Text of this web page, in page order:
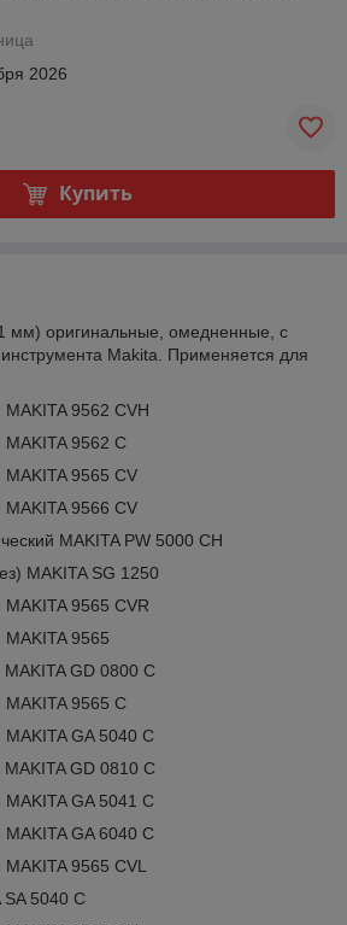
2026
Купить
мм) оригинальные, омедненные, с
Makita. Применяется для
9562 CVH
9562 C
9565 CV
9566 CV
MAKITA PW 5000 CH
MAKITA SG 1250
9565 CVR
9565
GD 0800 C
9565 C
GA 5040 C
GD 0810 C
GA 5041 C
GA 6040 C
9565 CVL
SA 5040 C